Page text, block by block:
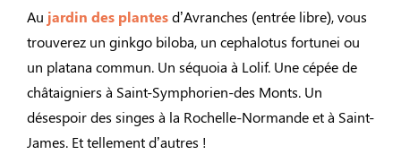
Au jardin des plantesd’Avranches (entrée libre), vous
trouverez un ginkgo biloba, un cephalotus fortunei ou
un platana commun. Un séquoia à Lolif. Une cépée de
châtaigniers à Saint-Symphorien-des Monts. Un
désespoir des singes à la Rochelle-Normande et à Saint-
James. Et tellement d’autres !